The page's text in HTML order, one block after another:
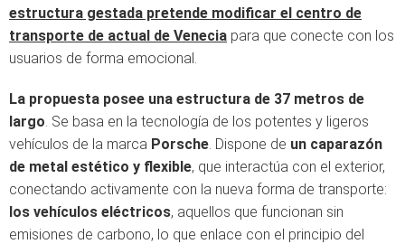
estructura gestada pretende modificar el centro de
transporte de actual de Venecia para que conecte con los
usuarios de forma emocional.
La propuesta posee una estructura de 37 metros de
largo. Se basa en la tecnología de los potentes y ligeros
vehículos de la marca Porsche. Dispone de un caparazón
de metal estético y flexible, que interactúa con el exterior,
conectando activamente con la nueva forma de transporte:
los vehículos eléctricos, aquellos que funcionan sin
emisiones de carbono, lo que enlace con el principio del